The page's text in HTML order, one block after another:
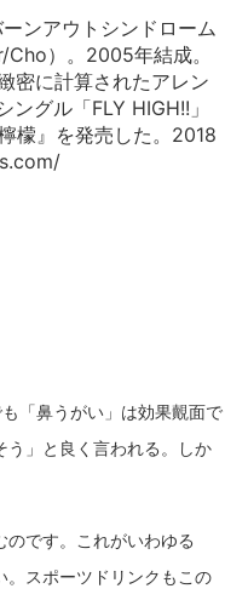
ンアウトシンドローム
）。2005年結成。
密に計算されたアレン
グル「FLY HIGH!!」
檬』を発売した。2018
「鼻うがい」は効果覿面で
う」と良く言われる。しか
です。これがいわゆる
。スポーツドリンクもこの